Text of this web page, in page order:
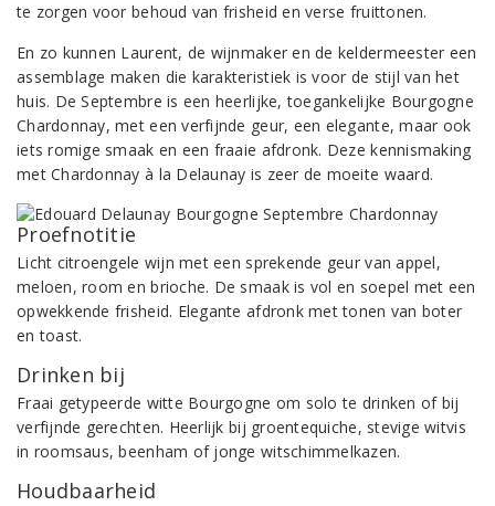
te zorgen voor behoud van frisheid en verse fruittonen.
En zo kunnen Laurent, de wijnmaker en de keldermeester een
assemblage maken die karakteristiek is voor de stijl van het
huis. De Septembre is een heerlijke, toegankelijke Bourgogne
Chardonnay, met een verfijnde geur, een elegante, maar ook
iets romige smaak en een fraaie afdronk. Deze kennismaking
met Chardonnay à la Delaunay is zeer de moeite waard.
Proefnotitie
Licht citroengele wijn met een sprekende geur van appel,
meloen, room en brioche. De smaak is vol en soepel met een
opwekkende frisheid. Elegante afdronk met tonen van boter
en toast.
Drinken bij
Fraai getypeerde witte Bourgogne om solo te drinken of bij
verfijnde gerechten. Heerlijk bij groentequiche, stevige witvis
in roomsaus, beenham of jonge witschimmelkazen.
Houdbaarheid